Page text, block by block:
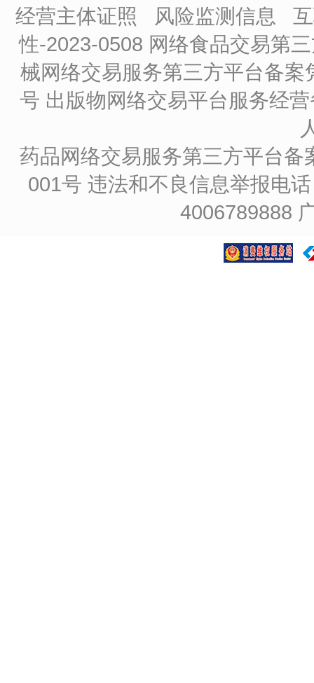
经营主体证照
风险监测信息
性-2023-0508 网络食品交易第
械网络交易服务第三方平台备
号 出版物网络交易平台服务经
药品网络交易服务第三方平台
001号 违法和不良信息举报电
4006789888